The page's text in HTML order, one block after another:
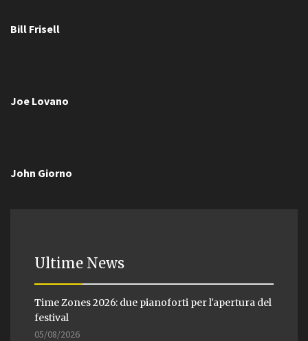
Bill Frisell
Joe Lovano
John Giorno
Ultime News
Time Zones 2026: due pianoforti per l'apertura del
festival
05/08/2026